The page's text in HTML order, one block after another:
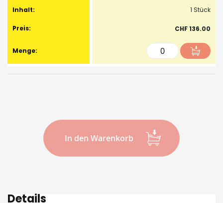
1 Stück
CHF 136.00
In den Warenkorb
Details